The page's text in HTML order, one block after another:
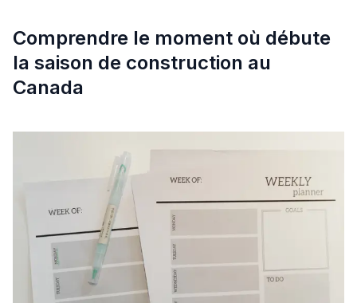
Comprendre le moment où débute
la saison de construction au
Canada